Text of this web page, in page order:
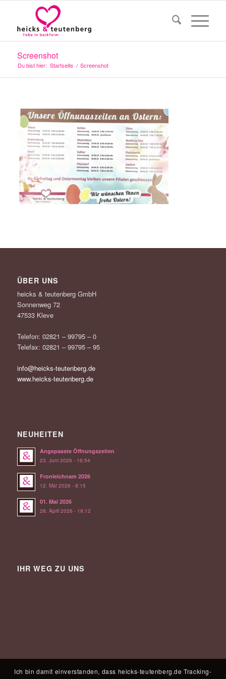
Screenshot
Du bist hier: Startseite / Screenshot
ÜBER UNS
heicks & teutenberg GmbH
Sonnenweg 72
47533 Kleve
Telefon: 02821 – 99795 – 0
Telefax: 02821 – 99795 – 95
info@heicks-teutenberg.de
www.heicks-teutenberg.de
NEUHEITEN
Angepasste Öffnungszeiten
23. Juni 2026 - 16:54
Fronleichnam 2026
12. Mai 2026 - 8:15
01. Mai 2026
28. April 2026 - 19:12
IHR WEG ZU UNS
Ich bin damit einverstanden, dass heicks-teutenberg.de Tracking-